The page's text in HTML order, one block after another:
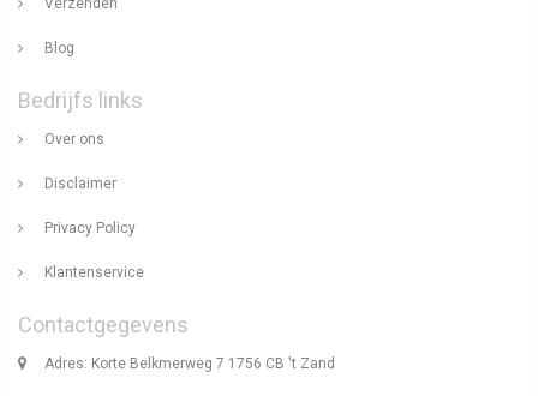
Blog
Bedrijfs links
Over ons
Disclaimer
Privacy Policy
Klantenservice
Contactgegevens
Adres: Korte Belkmerweg 7 1756 CB 't Zand